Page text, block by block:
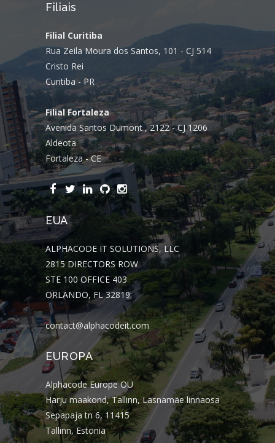
Filiais
Filial Curitiba
Rua Zeila Moura dos Santos, 101 - CJ 514
Cristo Rei
Curitiba - PR
Filial Fortaleza
Avenida Santos Dumont , 2122 - CJ 1206
Aldeota
Fortaleza - CE
EUA
ALPHACODE IT SOLUTIONS, LLC
2815 DIRECTORS ROW
STE 100 OFFICE 403
ORLANDO, FL 32819
contact@alphacodeit.com
EUROPA
Alphacode Europe OÜ
Harju maakond, Tallinn, Lasnamäe linnaosa
Sepapaja tn 6, 11415
Tallinn, Estonia